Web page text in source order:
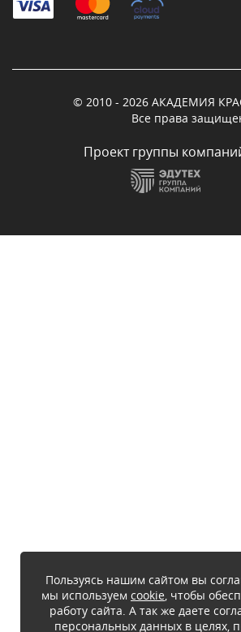
© 2010 - 2026 АКАДЕМИЯ
Все права
Проект группы
Пользуясь нашим сайтом вы
мы используем cookie, чтобы
работу сайта. А так же даете
персональных данных в целях,